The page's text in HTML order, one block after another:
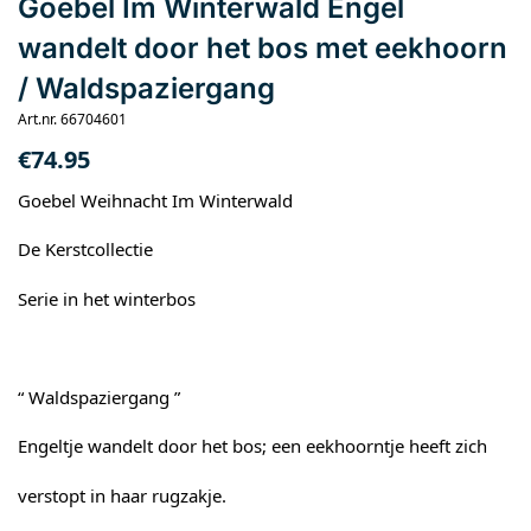
Goebel Im Winterwald Engel
wandelt door het bos met eekhoorn
/ Waldspaziergang
Art.nr. 66704601
€74.95
Goebel Weihnacht Im Winterwald
De Kerstcollectie
Serie in het winterbos
“ Waldspaziergang ”
Engeltje wandelt door het bos; een eekhoorntje heeft zich
verstopt in haar rugzakje.